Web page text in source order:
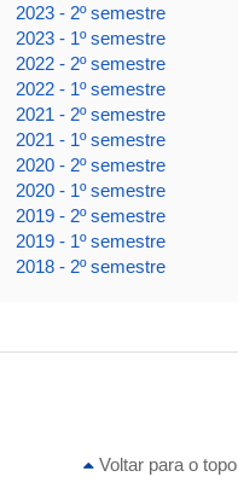
2023 - 2º semestre
2023 - 1º semestre
2022 - 2º semestre
2022 - 1º semestre
2021 - 2º semestre
2021 - 1º semestre
2020 - 2º semestre
2020 - 1º semestre
2019 - 2º semestre
2019 - 1º semestre
2018 - 2º semestre
Voltar para o topo